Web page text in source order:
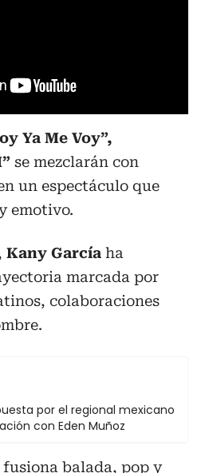
Ya Me Voy”,
se mezclarán con
un espectáculo que
emotivo.
Kany García ha
marcada por
colaboraciones
por el regional mexicano
con Eden Muñoz
balada, pop y